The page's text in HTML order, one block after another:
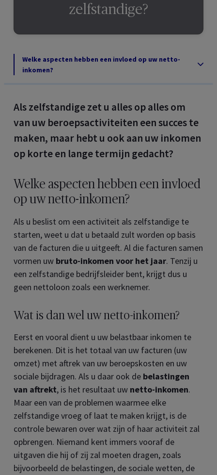
zelfstandige?
Welke aspecten hebben een invloed op uw netto-
inkomen?
Als zelfstandige zet u alles op alles om
van uw beroepsactiviteiten een succes te
maken, maar hebt u ook aan uw inkomen
op korte en lange termijn gedacht?
Welke aspecten hebben een invloed
op uw netto-inkomen?
Als u beslist om een activiteit als zelfstandige te
starten, weet u dat u betaald zult worden op basis
van de facturen die u uitgeeft. Al die facturen samen
vormen uw bruto-inkomen voor het jaar. Tenzij u
een zelfstandige bedrijfsleider bent, krijgt dus u
geen nettoloon zoals een werknemer.
Wat is dan wel uw netto-inkomen?
Eerst en vooral dient u uw belastbaar inkomen te
berekenen. Dit is het totaal van uw facturen (uw
omzet) met aftrek van uw beroepskosten en uw
sociale bijdragen. Als u daar ook de belastingen
van aftrekt, is het resultaat uw netto-inkomen.
Maar een van de problemen waarmee elke
zelfstandige vroeg of laat te maken krijgt, is de
controle bewaren over wat zijn of haar activiteit zal
opbrengen. Niemand kent immers vooraf de
uitgaven die hij of zij zal moeten dragen, zoals
bijvoorbeeld de belastingen, de sociale wetten, de